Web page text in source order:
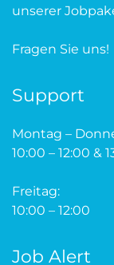
unserer
Fragen Sie uns!
Support
Montag –
10:00 – 12:00 &
Freitag:
10:00 – 12:00
Job Alert